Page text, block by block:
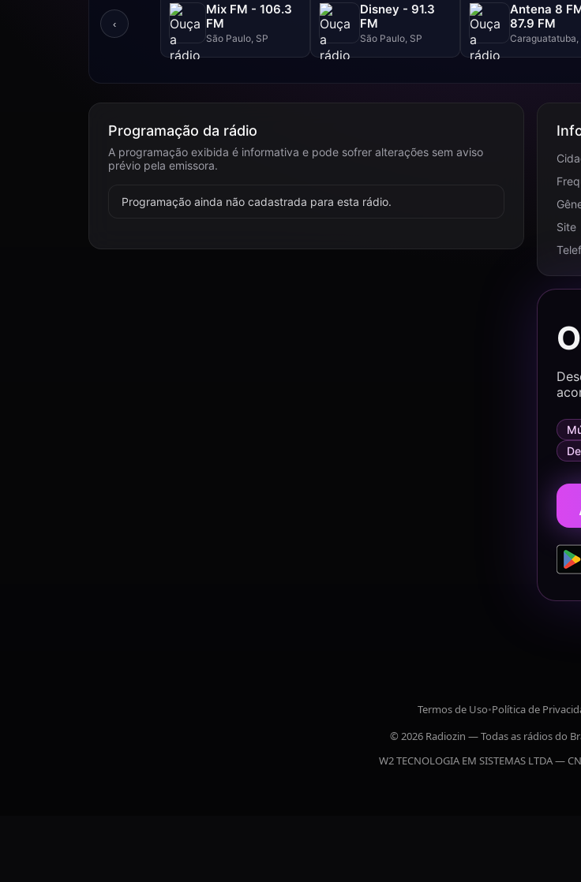
‹
Mix FM - 106.3
FM
São Paulo, SP
Disney - 91.3
FM
São Paulo, SP
Antena 8
87.9 FM
Caraguatatuba,
Programação da rádio
A programação exibida é informativa e pode sofrer alterações sem aviso
prévio pela emissora.
Programação ainda não cadastrada para esta rádio.
Site
Termos de Uso•Política de
© 2026 Radiozin — Todas as rádios do
W2 TECNOLOGIA EM SISTEMAS LTDA —